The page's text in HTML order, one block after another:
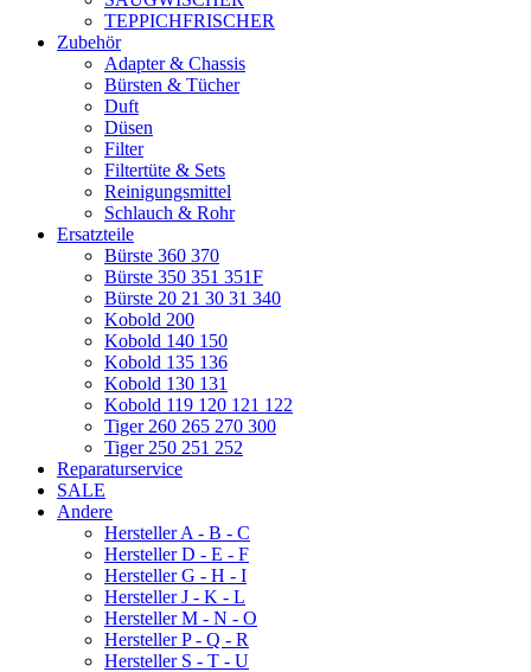
TEPPICHFRISCHER
Zubehör
Adapter & Chassis
Bürsten & Tücher
Duft
Düsen
Filter
Filtertüte & Sets
Reinigungsmittel
Schlauch & Rohr
Ersatzteile
Bürste 360 370
Bürste 350 351 351F
Bürste 20 21 30 31 340
Kobold 200
Kobold 140 150
Kobold 135 136
Kobold 130 131
Kobold 119 120 121 122
Tiger 260 265 270 300
Tiger 250 251 252
Reparaturservice
SALE
Andere
Hersteller A - B - C
Hersteller D - E - F
Hersteller G - H - I
Hersteller J - K - L
Hersteller M - N - O
Hersteller P - Q - R
Hersteller S - T - U